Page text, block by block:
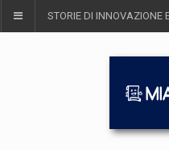
STORIE DI INNOVAZIONE